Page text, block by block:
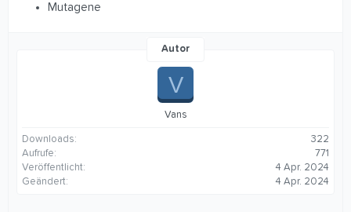
Mutagene
Autor
V
Vans
Downloads
322
Aufrufe
771
Veröffentlicht
4 Apr. 2024
Geändert
4 Apr. 2024